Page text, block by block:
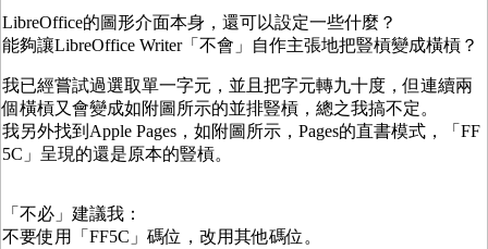
LibreOffice的圖形介面本身，還可以設定一些什麼？
能夠讓LibreOffice Writer「不會」自作主張地把豎槓變成橫槓？
我已經嘗試過選取單一字元，並且把字元轉九十度，但連續兩
個橫槓又會變成如附圖所示的並排豎槓，總之我搞不定。
我另外找到Apple Pages，如附圖所示，Pages的直書模式，「FF
5C」呈現的還是原本的豎槓。
「不必」建議我：
不要使用「FF5C」碼位，改用其他碼位。